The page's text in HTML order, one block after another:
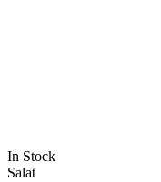
In Stock
Salat